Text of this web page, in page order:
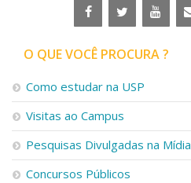
O QUE VOCÊ PROCURA ?
Como estudar na USP
Visitas ao Campus
Pesquisas Divulgadas na Mídia
Concursos Públicos